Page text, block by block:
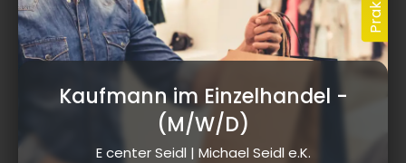
Kaufmann im Einzelhandel -
(M/W/D)
E center Seidl | Michael Seidl e.K.